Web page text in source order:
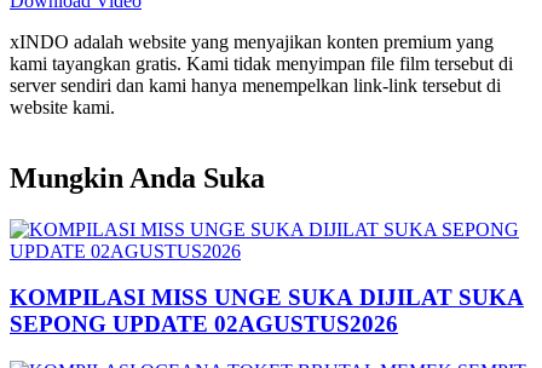
xINDO adalah website yang menyajikan konten premium yang
kami tayangkan gratis. Kami tidak menyimpan file film tersebut di
server sendiri dan kami hanya menempelkan link-link tersebut di
website kami.
Mungkin Anda Suka
KOMPILASI MISS UNGE SUKA DIJILAT SUKA
SEPONG UPDATE 02AGUSTUS2026